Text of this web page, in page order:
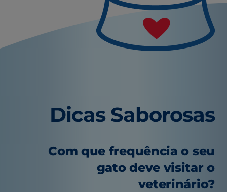
Dicas Saborosas
Com que frequência o seu
gato deve visitar o
veterinário?